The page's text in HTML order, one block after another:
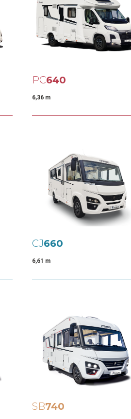
PC640
6,36 m
CJ660
6,61 m
SB740